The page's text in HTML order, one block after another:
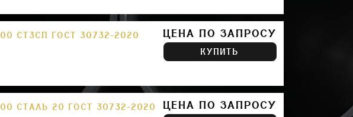
СТ3СП ГОСТ 30732-2020 ЦЕНА ПО ЗАПРОСУ
КУПИТЬ
СТАЛЬ 20 ГОСТ 30732-2020 ЦЕНА ПО ЗАПРОСУ